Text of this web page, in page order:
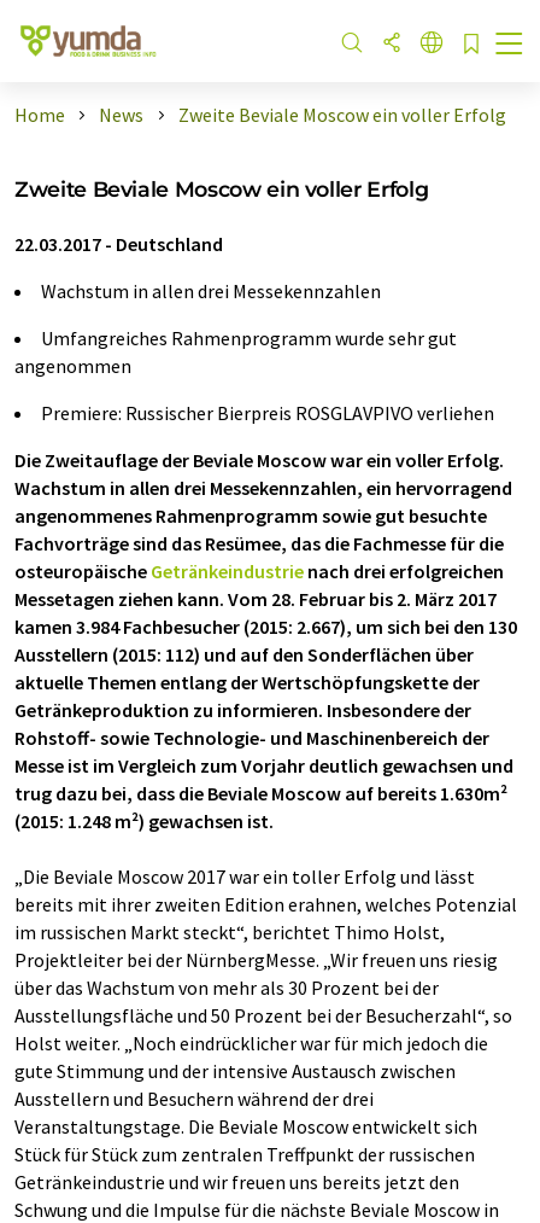
Home News Zweite Beviale Moscow ein voller Erfolg
Zweite Beviale Moscow ein voller Erfolg
22.03.2017 - Deutschland
Wachstum in allen drei Messekennzahlen
Umfangreiches Rahmenprogramm wurde sehr gut
angenommen
Premiere: Russischer Bierpreis ROSGLAVPIVO verliehen
Die Zweitauflage der Beviale Moscow war ein voller Erfolg.
Wachstum in allen drei Messekennzahlen, ein hervorragend
angenommenes Rahmenprogramm sowie gut besuchte
Fachvorträge sind das Resümee, das die Fachmesse für die
osteuropäische Getränkeindustrie nach drei erfolgreichen
Messetagen ziehen kann. Vom 28. Februar bis 2. März 2017
kamen 3.984 Fachbesucher (2015: 2.667), um sich bei den 130
Ausstellern (2015: 112) und auf den Sonderflächen über
aktuelle Themen entlang der Wertschöpfungskette der
Getränkeproduktion zu informieren. Insbesondere der
Rohstoff- sowie Technologie- und Maschinenbereich der
Messe ist im Vergleich zum Vorjahr deutlich gewachsen und
trug dazu bei, dass die Beviale Moscow auf bereits 1.630m²
(2015: 1.248 m²) gewachsen ist.
„Die Beviale Moscow 2017 war ein toller Erfolg und lässt
bereits mit ihrer zweiten Edition erahnen, welches Potenzial
im russischen Markt steckt“, berichtet Thimo Holst,
Projektleiter bei der NürnbergMesse. „Wir freuen uns riesig
über das Wachstum von mehr als 30 Prozent bei der
Ausstellungsfläche und 50 Prozent bei der Besucherzahl“, so
Holst weiter. „Noch eindrücklicher war für mich jedoch die
gute Stimmung und der intensive Austausch zwischen
Ausstellern und Besuchern während der drei
Veranstaltungstage. Die Beviale Moscow entwickelt sich
Stück für Stück zum zentralen Treffpunkt der russischen
Getränkeindustrie und wir freuen uns bereits jetzt den
Schwung und die Impulse für die nächste Beviale Moscow in